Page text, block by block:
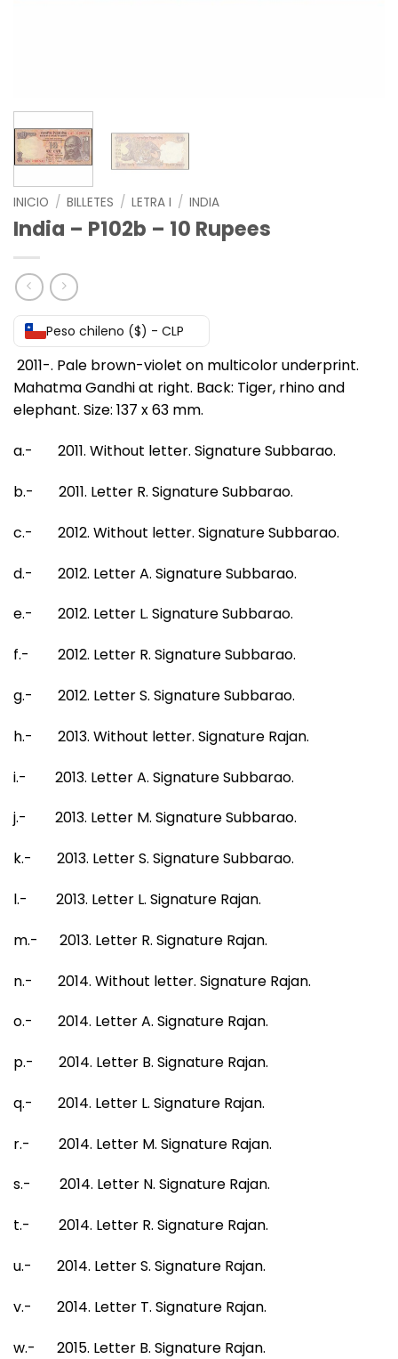
INICIO / BILLETES / LETRA I / INDIA
India – P102b – 10 Rupees
Peso chileno ($) - CLP
2011-. Pale brown-violet on multicolor underprint.
Mahatma Gandhi at right. Back: Tiger, rhino and
elephant. Size: 137 x 63 mm.
a.- 2011. Without letter. Signature Subbarao.
b.- 2011. Letter R. Signature Subbarao.
c.- 2012. Without letter. Signature Subbarao.
d.- 2012. Letter A. Signature Subbarao.
e.- 2012. Letter L. Signature Subbarao.
f.- 2012. Letter R. Signature Subbarao.
g.- 2012. Letter S. Signature Subbarao.
h.- 2013. Without letter. Signature Rajan.
i.- 2013. Letter A. Signature Subbarao.
j.- 2013. Letter M. Signature Subbarao.
k.- 2013. Letter S. Signature Subbarao.
l.- 2013. Letter L. Signature Rajan.
m.- 2013. Letter R. Signature Rajan.
n.- 2014. Without letter. Signature Rajan.
o.- 2014. Letter A. Signature Rajan.
p.- 2014. Letter B. Signature Rajan.
q.- 2014. Letter L. Signature Rajan.
r.- 2014. Letter M. Signature Rajan.
s.- 2014. Letter N. Signature Rajan.
t.- 2014. Letter R. Signature Rajan.
u.- 2014. Letter S. Signature Rajan.
v.- 2014. Letter T. Signature Rajan.
w.- 2015. Letter B. Signature Rajan.